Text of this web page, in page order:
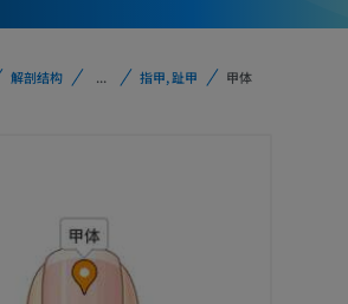
解剖结构 ... 指甲, 趾甲 甲体